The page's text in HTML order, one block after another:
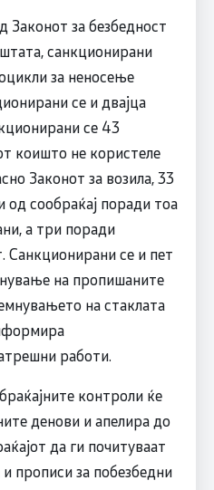
Законот за безбедност
санкционирани
за неносење
се и двајца
се 43
коишто не користеле
Законот за возила, 33
од сообраќај поради тоа
а три поради
Санкционирани се и пет
на пропишаните
на стаклата
работи.
контроли ќе
денови и апелира до
да ги почитуваат
прописи за побезбедни